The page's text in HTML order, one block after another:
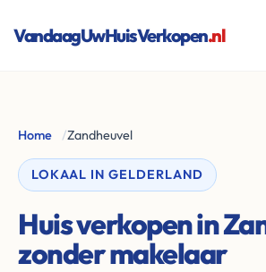
VandaagUwHuisVerkopen.nl
Home /Zandheuvel
LOKAAL IN GELDERLAND
Huis verkopen in
zonder makelaar